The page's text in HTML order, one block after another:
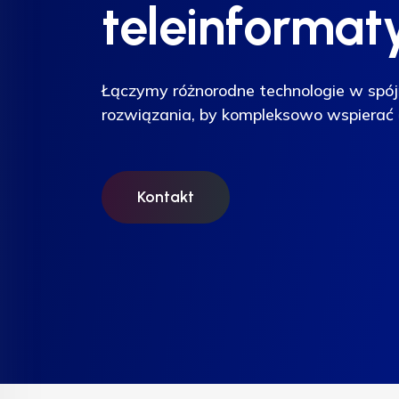
Łączymy różnorodne technologie w
rozwiązania, by kompleksowo
Kontakt
Łączymy różnorodne technologie w
rozwiązania, by kompleksowo
Kontakt
Łączymy różnorodne technologie w
rozwiązania, by kompleksowo
Kontakt